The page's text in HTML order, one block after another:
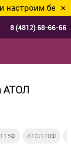
без лишних ✕
8 (4812) 68-66-66
АТОЛ
15Ф АТОЛ 20Ф